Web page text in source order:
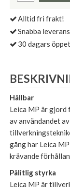
Alltid fri frakt!
Snabba
30 dagars
Hållbar
Leica MP är gjord
av användandet
gång har Leica
krävande
Pålitlig styrka
Leica MP är